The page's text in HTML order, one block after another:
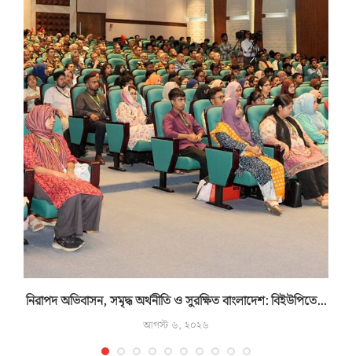
নিরাপদ অভিবাসন, সমৃদ্ধ অর্থনীতি ও সুরক্ষিত বাংলাদেশ: বিইউপিতে...
আগস্ট ৬, ২০২৬